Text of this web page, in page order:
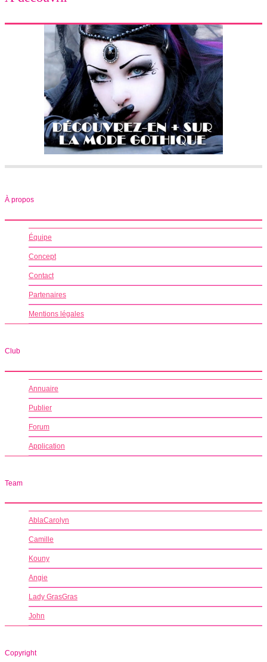
À propos
Équipe
Concept
Contact
Partenaires
Mentions légales
Club
Annuaire
Publier
Forum
Application
Team
AblaCarolyn
Camille
Kouny
Angie
Lady GrasGras
John
Copyright